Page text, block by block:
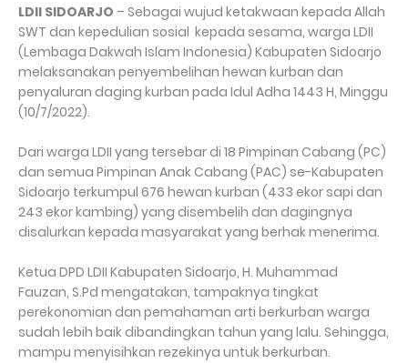
LDII SIDOARJO – Sebagai wujud ketakwaan kepada Allah
SWT dan kepedulian sosial kepada sesama, warga LDII
(Lembaga Dakwah Islam Indonesia) Kabupaten Sidoarjo
melaksanakan penyembelihan hewan kurban dan
penyaluran daging kurban pada Idul Adha 1443 H, Minggu
(10/7/2022).
Dari warga LDII yang tersebar di 18 Pimpinan Cabang (PC)
dan semua Pimpinan Anak Cabang (PAC) se-Kabupaten
Sidoarjo terkumpul 676 hewan kurban (433 ekor sapi dan
243 ekor kambing) yang disembelih dan dagingnya
disalurkan kepada masyarakat yang berhak menerima.
Ketua DPD LDII Kabupaten Sidoarjo, H. Muhammad
Fauzan, S.Pd mengatakan, tampaknya tingkat
perekonomian dan pemahaman arti berkurban warga
sudah lebih baik dibandingkan tahun yang lalu. Sehingga,
mampu menyisihkan rezekinya untuk berkurban.